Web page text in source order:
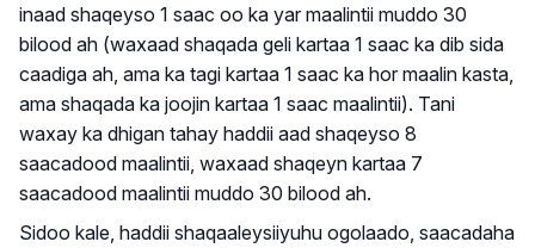
inaad shaqeyso 1 saac oo ka yar maalintii muddo 30
bilood ah (waxaad shaqada geli kartaa 1 saac ka dib sida
caadiga ah, ama ka tagi kartaa 1 saac ka hor maalin kasta,
ama shaqada ka joojin kartaa 1 saac maalintii). Tani
waxay ka dhigan tahay haddii aad shaqeyso 8
saacadood maalintii, waxaad shaqeyn kartaa 7
saacadood maalintii muddo 30 bilood ah.
Sidoo kale, haddii shaqaaleysiiyuhu ogolaado, saacadaha